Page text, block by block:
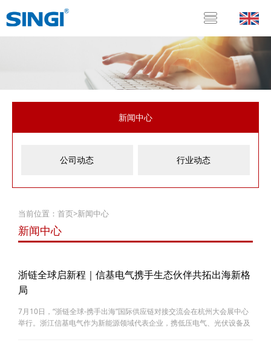
新闻中心
公司动态 行业动态
当前位置： 首页>新闻中心
新闻中心
浙链全球启新程｜信基电气携手生态伙伴共拓出海新格
局
7月10日，“浙链全球-携手出海”国际供应链对接交流会在杭州大会展中心
举行。浙江信基电气作为新能源领域代表企业，携低压电气、光伏设备及